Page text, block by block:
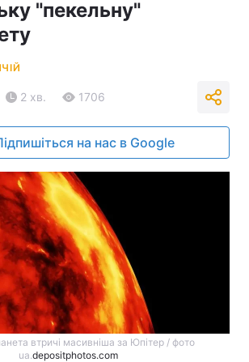
"пекельну"
2 хв. 1706
на нас в Google
втричі масивніша за Юпітер / фото
ua.depositphotos.com